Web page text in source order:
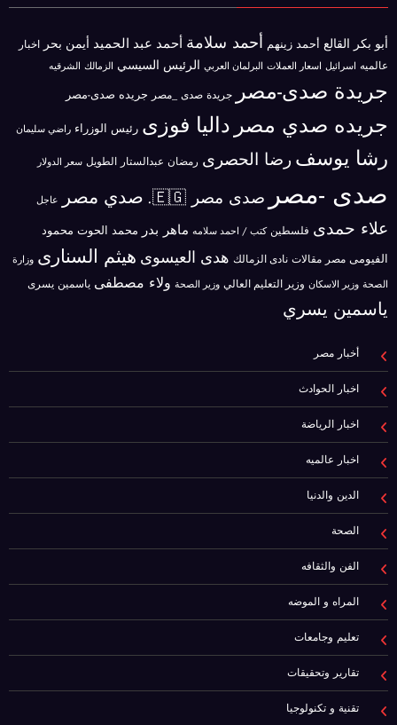
أبو بكر القالع أحمد زينهم أحمد سلامة أحمد عبد الحميد أيمن بحر اخبار
عالميه اسرائيل اسعار العملات البرلمان العربي الرئيس السيسي الزمالك الشرقيه
جريدة صدى-مصر جريدة صدى _مصر جريده صدى-مصر
جريده صدي مصر داليا فوزى رئيس الوزراء راضي سليمان
رشا يوسف رضا الحصرى رمضان عبدالستار الطويل سعر الدولار
صدى -مصر صدى مصر 🇪🇬. صدي مصر عاجل
علاء حمدى فلسطين كتب / احمد سلامه ماهر بدر محمد الحوت محمود
الفيومى مصر مقالات نادى الزمالك هدى العيسوى هيثم السنارى وزارة
الصحة وزير الاسكان وزير التعليم العالي وزير الصحة ولاء مصطفى ياسمين يسرى
ياسمين يسري
أخبار مصر
اخبار الحوادث
اخبار الرياضة
اخبار عالميه
الدين والدنيا
الصحة
الفن والثقافه
المراه و الموضه
تعليم وجامعات
تقارير وتحقيقات
تقنية و تكنولوجيا